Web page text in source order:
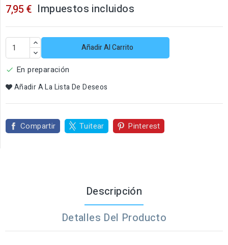
7,95 € Impuestos incluidos
Añadir Al Carrito
 En preparación
Añadir A La Lista De Deseos
Compartir Tuitear Pinterest
Descripción
Detalles Del Producto